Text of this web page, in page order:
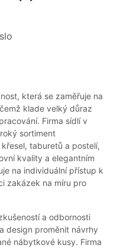
která se zaměřuje na
klade velký důraz
Firma sídlí v
sortiment
taburetů a postelí,
kvality a elegantním
na individuální přístup k
zakázek na míru pro
a odbornosti
design proměnit návrhy
nábytkové kusy. Firma